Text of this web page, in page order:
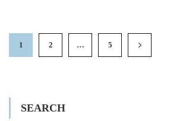
1 2 … 5
SEARCH